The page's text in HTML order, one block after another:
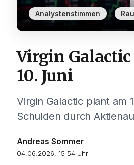
Analystenstimmen ,
Virgin
10. Juni
Virgin Galactic plant am
Schulden durch
Andreas Sommer
04.06.2026, 15:54 Uhr